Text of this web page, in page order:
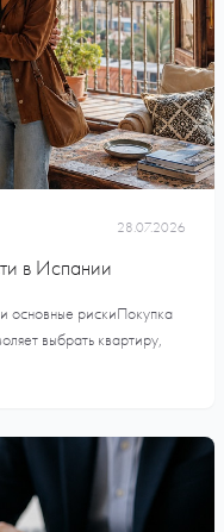
28.07.2026
в Испании
основные рискиПокупка
выбрать квартиру,